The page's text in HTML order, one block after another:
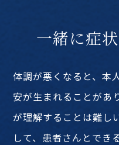
一緒に症
体調が悪くなると、本
安が生まれることがあ
が理解することは難し
して、患者さんとでき